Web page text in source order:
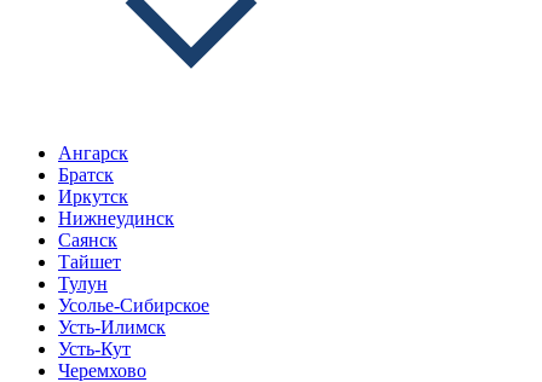
Ангарск
Братск
Иркутск
Нижнеудинск
Саянск
Тайшет
Тулун
Усолье-Сибирское
Усть-Илимск
Усть-Кут
Черемхово